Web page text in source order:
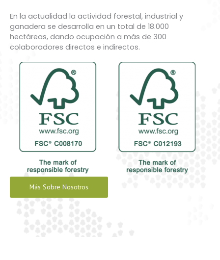
En la actualidad la actividad forestal, industrial y
ganadera se desarrolla en un total de 18.000
hectáreas, dando ocupación a más de 300
colaboradores directos e indirectos.
Más Sobre Nosotros